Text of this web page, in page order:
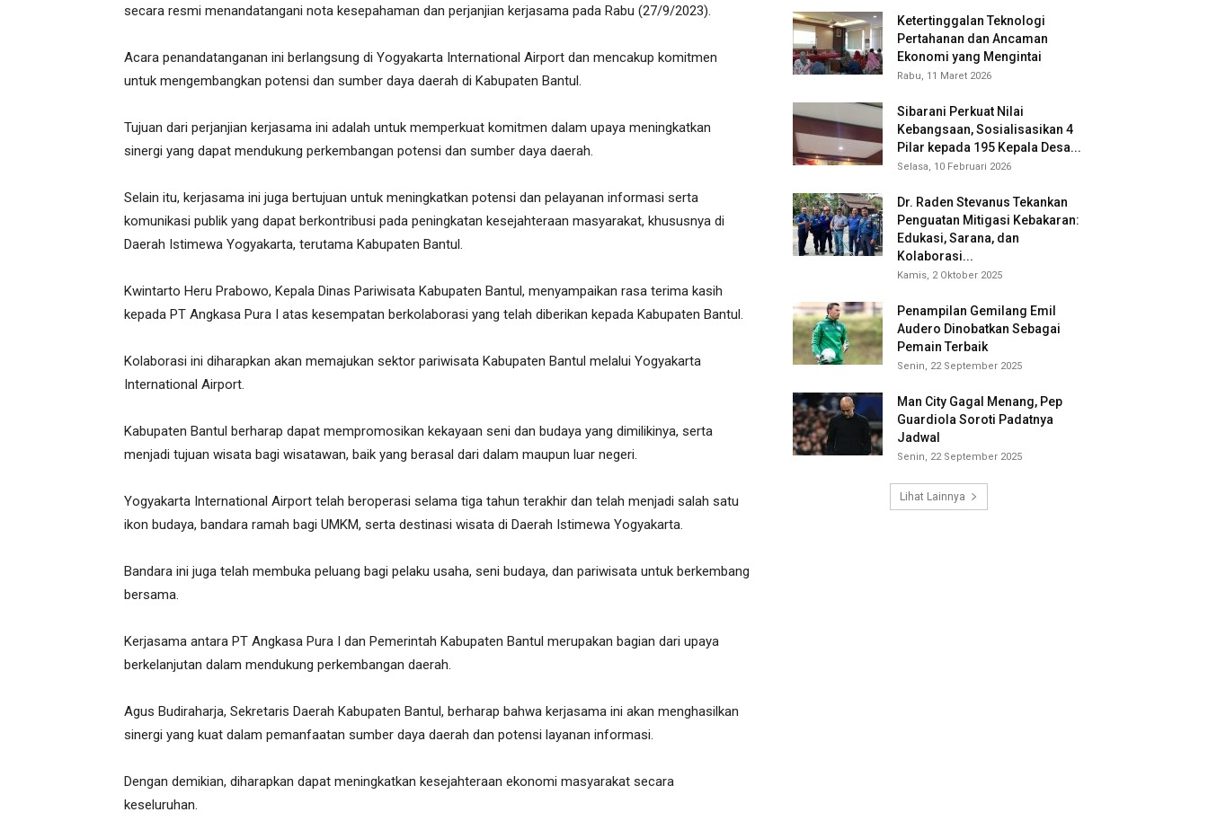
secara resmi menandatangani nota kesepahaman dan perjanjian kerjasama pada Rabu (27/9/2023).
Acara penandatanganan ini berlangsung di Yogyakarta International Airport dan mencakup komitmen
untuk mengembangkan potensi dan sumber daya daerah di Kabupaten Bantul.
Tujuan dari perjanjian kerjasama ini adalah untuk memperkuat komitmen dalam upaya meningkatkan
sinergi yang dapat mendukung perkembangan potensi dan sumber daya daerah.
Selain itu, kerjasama ini juga bertujuan untuk meningkatkan potensi dan pelayanan informasi serta
komunikasi publik yang dapat berkontribusi pada peningkatan kesejahteraan masyarakat, khususnya di
Daerah Istimewa Yogyakarta, terutama Kabupaten Bantul.
Kwintarto Heru Prabowo, Kepala Dinas Pariwisata Kabupaten Bantul, menyampaikan rasa terima kasih
kepada PT Angkasa Pura I atas kesempatan berkolaborasi yang telah diberikan kepada Kabupaten Bantul.
Kolaborasi ini diharapkan akan memajukan sektor pariwisata Kabupaten Bantul melalui Yogyakarta
International Airport.
Kabupaten Bantul berharap dapat mempromosikan kekayaan seni dan budaya yang dimilikinya, serta
menjadi tujuan wisata bagi wisatawan, baik yang berasal dari dalam maupun luar negeri.
Yogyakarta International Airport telah beroperasi selama tiga tahun terakhir dan telah menjadi salah satu
ikon budaya, bandara ramah bagi UMKM, serta destinasi wisata di Daerah Istimewa Yogyakarta.
Bandara ini juga telah membuka peluang bagi pelaku usaha, seni budaya, dan pariwisata untuk berkembang
bersama.
Kerjasama antara PT Angkasa Pura I dan Pemerintah Kabupaten Bantul merupakan bagian dari upaya
berkelanjutan dalam mendukung perkembangan daerah.
Agus Budiraharja, Sekretaris Daerah Kabupaten Bantul, berharap bahwa kerjasama ini akan menghasilkan
sinergi yang kuat dalam pemanfaatan sumber daya daerah dan potensi layanan informasi.
Dengan demikian, diharapkan dapat meningkatkan kesejahteraan ekonomi masyarakat secara
keseluruhan.
Ketertinggalan Teknologi
Pertahanan dan Ancaman
Ekonomi yang Mengintai
Rabu, 11 Maret 2026
Sibarani Perkuat Nilai
Kebangsaan, Sosialisasikan 4
Pilar kepada 195 Kepala Desa...
Selasa, 10 Februari 2026
Dr. Raden Stevanus Tekankan
Penguatan Mitigasi Kebakaran:
Edukasi, Sarana, dan
Kolaborasi...
Kamis, 2 Oktober 2025
Penampilan Gemilang Emil
Audero Dinobatkan Sebagai
Pemain Terbaik
Senin, 22 September 2025
Man City Gagal Menang, Pep
Guardiola Soroti Padatnya
Jadwal
Senin, 22 September 2025
Lihat Lainnya